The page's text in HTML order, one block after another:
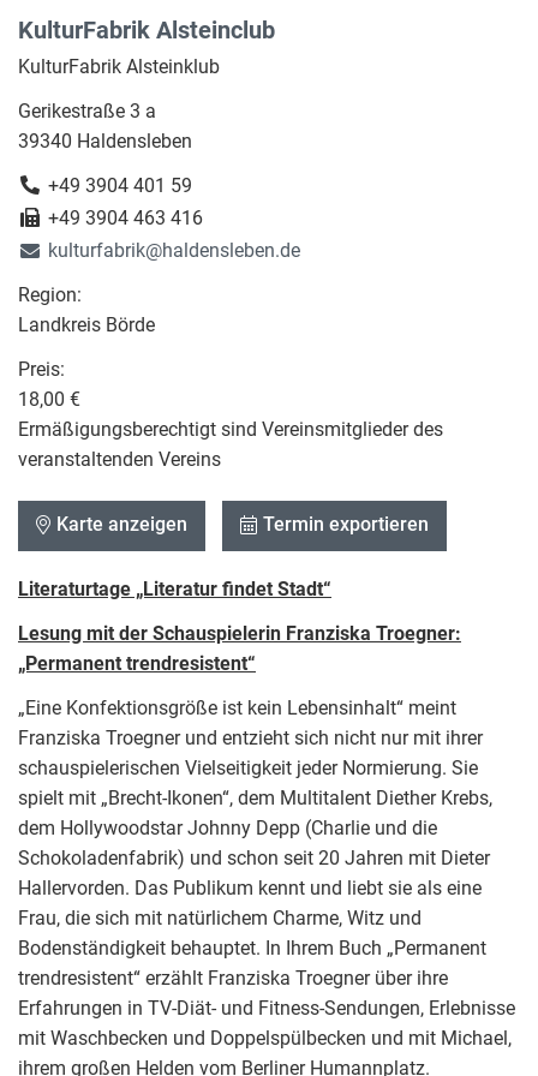
KulturFabrik Alsteinclub
KulturFabrik Alsteinklub
Gerikestraße 3 a
39340 Haldensleben
+49 3904 401 59
+49 3904 463 416
kulturfabrik@haldensleben.de
Region:
Landkreis Börde
Preis:
18,00 €
Ermäßigungsberechtigt sind Vereinsmitglieder des
veranstaltenden Vereins
Karte anzeigen Termin exportieren
Literaturtage „Literatur findet Stadt“
Lesung mit der Schauspielerin Franziska Troegner:
„Permanent trendresistent“
„Eine Konfektionsgröße ist kein Lebensinhalt“ meint
Franziska Troegner und entzieht sich nicht nur mit ihrer
schauspielerischen Vielseitigkeit jeder Normierung. Sie
spielt mit „Brecht-Ikonen“, dem Multitalent Diether Krebs,
dem Hollywoodstar Johnny Depp (Charlie und die
Schokoladenfabrik) und schon seit 20 Jahren mit Dieter
Hallervorden. Das Publikum kennt und liebt sie als eine
Frau, die sich mit natürlichem Charme, Witz und
Bodenständigkeit behauptet. In Ihrem Buch „Permanent
trendresistent“ erzählt Franziska Troegner über ihre
Erfahrungen in TV-Diät- und Fitness-Sendungen, Erlebnisse
mit Waschbecken und Doppelspülbecken und mit Michael,
ihrem großen Helden vom Berliner Humannplatz.